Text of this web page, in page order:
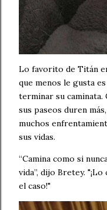
Lo favorito de Titán
que menos le gusta
terminar su caminata.
sus paseos duren
muchos
sus vidas.
“Camina como si
vida”, dijo Bretey.
el caso!"